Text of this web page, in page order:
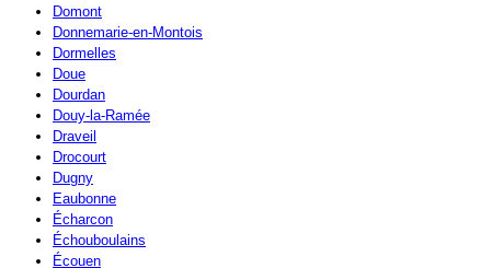
Domont
Donnemarie-en-Montois
Dormelles
Doue
Dourdan
Douy-la-Ramée
Draveil
Drocourt
Dugny
Eaubonne
Écharcon
Échouboulains
Écouen